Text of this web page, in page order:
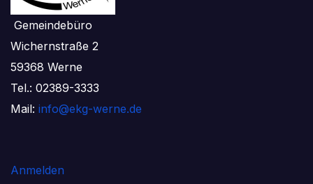
Gemeindebüro
Wichernstraße 2
59368 Werne
Tel.: 02389-3333
Mail: info@ekg-werne.de
Anmelden